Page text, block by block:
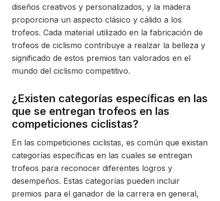
diseños creativos y personalizados, y la madera
proporciona un aspecto clásico y cálido a los
trofeos. Cada material utilizado en la fabricación de
trofeos de ciclismo contribuye a realzar la belleza y
significado de estos premios tan valorados en el
mundo del ciclismo competitivo.
¿Existen categorías específicas en las
que se entregan trofeos en las
competiciones ciclistas?
En las competiciones ciclistas, es común que existan
categorías específicas en las cuales se entregan
trofeos para reconocer diferentes logros y
desempeños. Estas categorías pueden incluir
premios para el ganador de la carrera en general,